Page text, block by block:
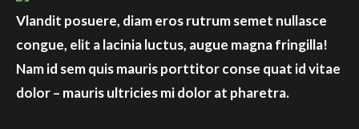
Vlandit posuere, diam eros rutrum semet nullasce
congue, elit a lacinia luctus, augue magna fringilla!
Nam id sem quis mauris porttitor conse quat id vitae
dolor – mauris ultricies mi dolor at pharetra.